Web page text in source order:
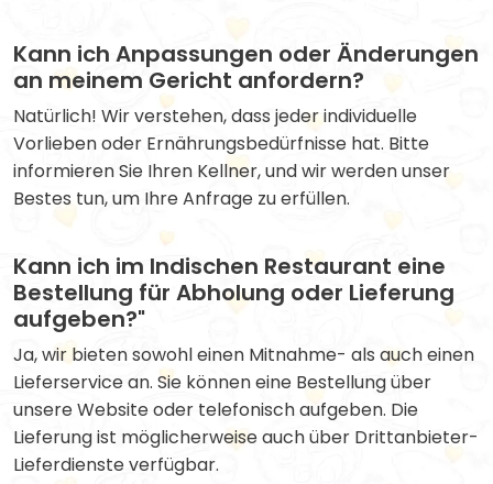
Kann ich Anpassungen oder Änderungen
an meinem Gericht anfordern?
Natürlich! Wir verstehen, dass jeder individuelle
Vorlieben oder Ernährungsbedürfnisse hat. Bitte
informieren Sie Ihren Kellner, und wir werden unser
Bestes tun, um Ihre Anfrage zu erfüllen.
Kann ich im Indischen Restaurant eine
Bestellung für Abholung oder Lieferung
aufgeben?"
Ja, wir bieten sowohl einen Mitnahme- als auch einen
Lieferservice an. Sie können eine Bestellung über
unsere Website oder telefonisch aufgeben. Die
Lieferung ist möglicherweise auch über Drittanbieter-
Lieferdienste verfügbar.